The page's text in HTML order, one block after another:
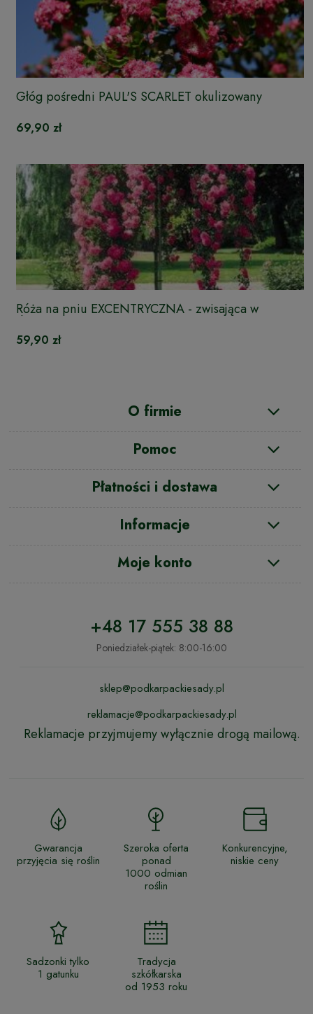
Głóg pośredni PAUL'S SCARLET okulizowany
69,90 zł
Róża na pniu EXCENTRYCZNA - zwisająca w
doniczce
59,90 zł
O firmie
Pomoc
Płatności i dostawa
Informacje
Moje konto
+48 17 555 38 88
Poniedziałek-piątek: 8:00-16:00
sklep@podkarpackiesady.pl
reklamacje@podkarpackiesady.pl
Reklamacje przyjmujemy wyłącznie drogą mailową.
Gwarancja
przyjęcia się roślin
Szeroka oferta
ponad
1000 odmian
roślin
Konkurencyjne,
niskie ceny
Sadzonki tylko
1 gatunku
Tradycja
szkółkarska
od 1953 roku